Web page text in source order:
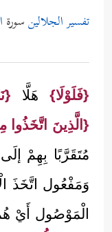
تفسير الجلالينسورة
{فَلَوْلَا}هَلَّا
{الَّذِينَ اتَّخَذُوا
مُتَقَرَّبًا بِهِمْ إلَى
وَمَفْعُول اتَّخَذَ
الْمَوْصُول أَيْ هُمْ